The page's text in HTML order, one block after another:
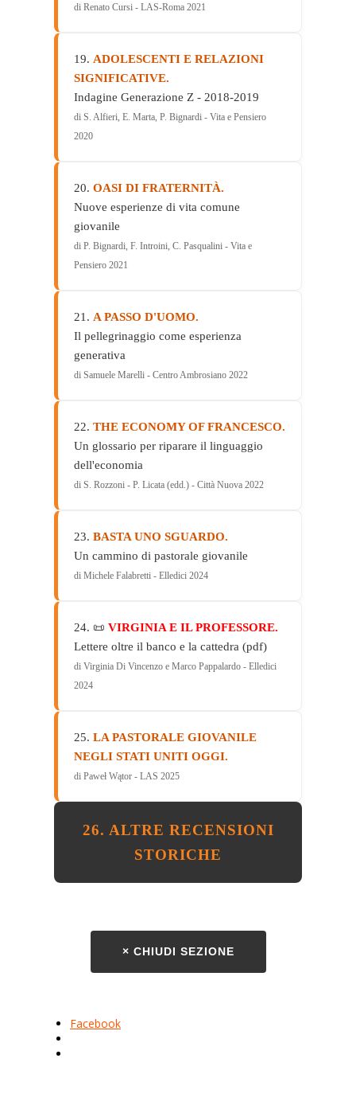
di Renato Cursi - LAS-Roma 2021
19. ADOLESCENTI E RELAZIONI
SIGNIFICATIVE.
Indagine Generazione Z - 2018-2019
di S. Alfieri, E. Marta, P. Bignardi - Vita e Pensiero
2020
20. OASI DI FRATERNITÀ.
Nuove esperienze di vita comune
giovanile
di P. Bignardi, F. Introini, C. Pasqualini - Vita e
Pensiero 2021
21. A PASSO D'UOMO.
Il pellegrinaggio come esperienza
generativa
di Samuele Marelli - Centro Ambrosiano 2022
22. THE ECONOMY OF FRANCESCO.
Un glossario per riparare il linguaggio
dell'economia
di S. Rozzoni - P. Licata (edd.) - Città Nuova 2022
23. BASTA UNO SGUARDO.
Un cammino di pastorale giovanile
di Michele Falabretti - Elledici 2024
24. 📜 VIRGINIA E IL PROFESSORE.
Lettere oltre il banco e la cattedra (pdf)
di Virginia Di Vincenzo e Marco Pappalardo - Elledici
2024
25. LA PASTORALE GIOVANILE
NEGLI STATI UNITI OGGI.
di Paweł Wątor - LAS 2025
26. ALTRE RECENSIONI
STORICHE
× CHIUDI SEZIONE
Facebook